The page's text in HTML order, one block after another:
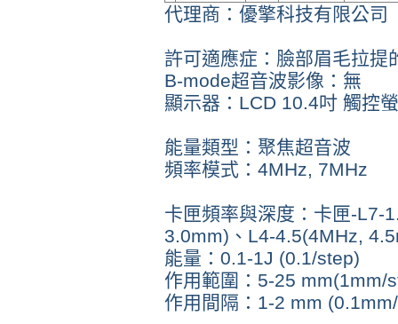
代理商：優擎科技有限公司
許可適應症：臉部眉毛拉提
B-mode超音波影像：無
顯示器：LCD 10.4吋 觸控
能量類型：聚焦超音波
頻率模式：4MHz, 7MHz
卡匣頻率與深度：卡匣-L7-
3.0mm)、L4-4.5(4MHz,
能量：0.1-1J (0.1/step)
作用範圍：5-25 mm(1mm/
作用間隔：1-2 mm